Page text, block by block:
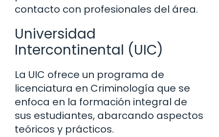
contacto con profesionales del área.
Universidad
Intercontinental (UIC)
La UIC ofrece un programa de
licenciatura en Criminología que se
enfoca en la formación integral de
sus estudiantes, abarcando aspectos
teóricos y prácticos.